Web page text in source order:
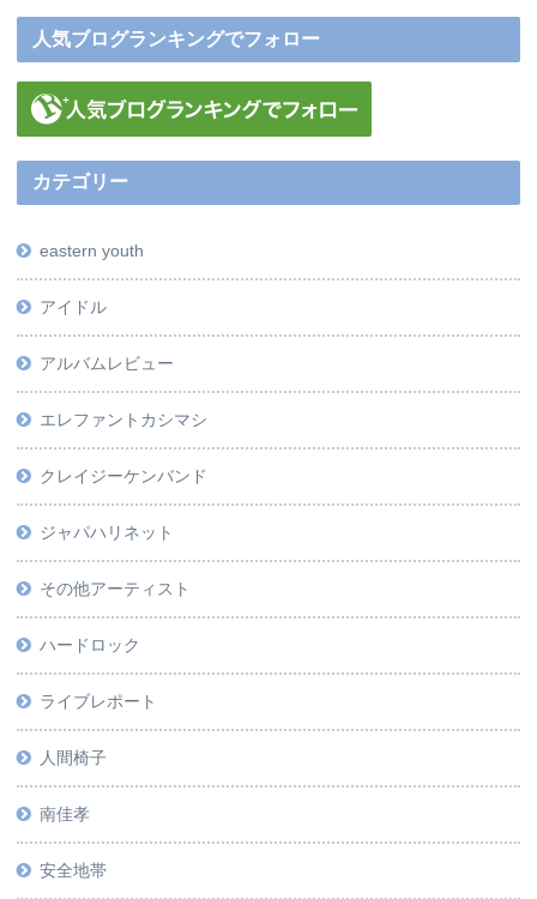
人気ブログランキングでフォロー
カテゴリー
eastern youth
アイドル
アルバムレビュー
エレファントカシマシ
クレイジーケンバンド
ジャパハリネット
その他アーティスト
ハードロック
ライブレポート
人間椅子
南佳孝
安全地帯